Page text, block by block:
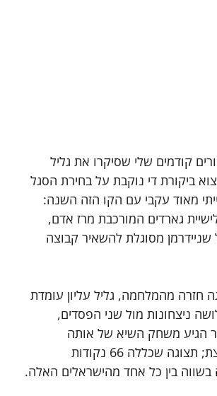
קודמים שלי שסיקרו את גליל
ביקורת די נוקבת על בחירת הסגל
מאוד עקבי עם הקו הזה השנה:
גארדים המורכבת מרז אדם,
שניידרמן מסוגלת להשאיר קבוצה
חזרה מהמלחמה, גליל עליון עומדת
ניצחונות מול שני הפסדים,
הגיע משחק השיא של אותה
שלישייה מושמצת; תצוגה שכללה 66 נקודות
בין כל אחד מהישראלים האלה.